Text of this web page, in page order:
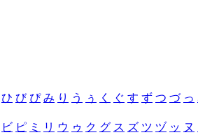
ひ び ぴ み り う ぅ く ぐ す ず つ づ っ
ビ ピ ミ リ ウ ゥ ク グ ス ズ ツ ヅ ッ ヌ